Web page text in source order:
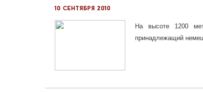
10 сентября 2010
На высоте 1200
принадлежащий